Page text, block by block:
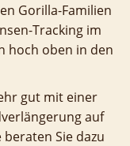
Gorilla-Familien
Tracking im
hoch oben in den
gut mit einer
auf
Sie dazu